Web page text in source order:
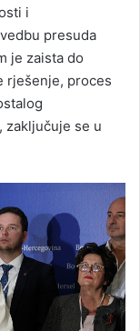
i
presuda
je zaista do
rješenje, proces
zaključuje se u